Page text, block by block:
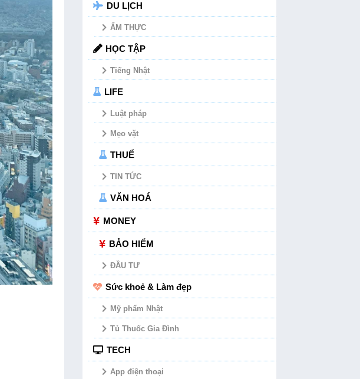
DU LỊCH
ẨM THỰC
HỌC TẬP
Tiếng Nhật
LIFE
Luật pháp
Mẹo vặt
THUẾ
TIN TỨC
VĂN HOÁ
MONEY
BẢO HIỂM
ĐẦU TƯ
Sức khoẻ & Làm đẹp
Mỹ phẩm Nhật
Tủ Thuốc Gia Đình
TECH
App điện thoại